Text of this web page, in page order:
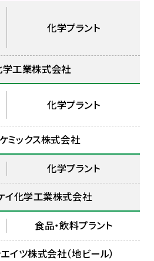
化学プラント
学工業株式会社
化学プラント
ミックス株式会社
化学プラント
イ化学工業株式会社
食品・飲料プラント
イツ株式会社（地ビール）